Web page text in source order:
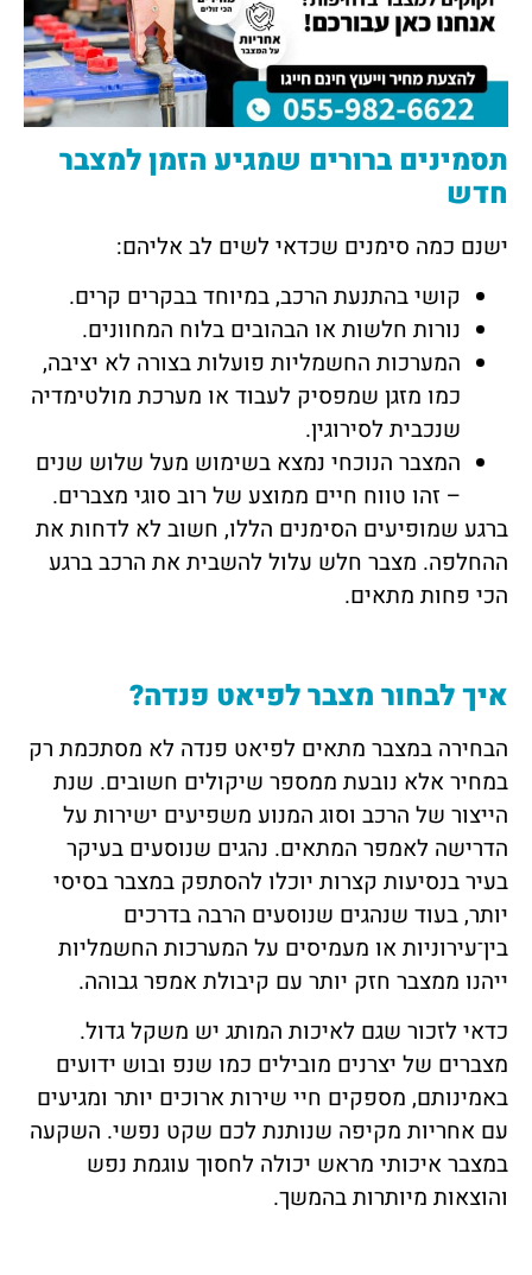
תסמינים ברורים שמגיע הזמן למצבר
חדש
ישנם כמה סימנים שכדאי לשים לב אליהם:
קושי בהתנעת הרכב, במיוחד בבקרים קרים.
נורות חלשות או הבהובים בלוח המחוונים.
המערכות החשמליות פועלות בצורה לא יציבה,
כמו מזגן שמפסיק לעבוד או מערכת מולטימדיה
שנכבית לסירוגין.
המצבר הנוכחי נמצא בשימוש מעל שלוש שנים
– זהו טווח חיים ממוצע של רוב סוגי מצברים.
ברגע שמופיעים הסימנים הללו, חשוב לא לדחות את
ההחלפה. מצבר חלש עלול להשבית את הרכב ברגע
הכי פחות מתאים.
איך לבחור מצבר לפיאט פנדה?
הבחירה במצבר מתאים לפיאט פנדה לא מסתכמת רק
במחיר אלא נובעת ממספר שיקולים חשובים. שנת
הייצור של הרכב וסוג המנוע משפיעים ישירות על
הדרישה לאמפר המתאים. נהגים שנוסעים בעיקר
בעיר בנסיעות קצרות יוכלו להסתפק במצבר בסיסי
יותר, בעוד שנהגים שנוסעים הרבה בדרכים
בין־עירוניות או מעמיסים על המערכות החשמליות
ייהנו ממצבר חזק יותר עם קיבולת אמפר גבוהה.
כדאי לזכור שגם לאיכות המותג יש משקל גדול.
מצברים של יצרנים מובילים כמו שנפ ובוש ידועים
באמינותם, מספקים חיי שירות ארוכים יותר ומגיעים
עם אחריות מקיפה שנותנת לכם שקט נפשי. השקעה
במצבר איכותי מראש יכולה לחסוך עוגמת נפש
והוצאות מיותרות בהמשך.